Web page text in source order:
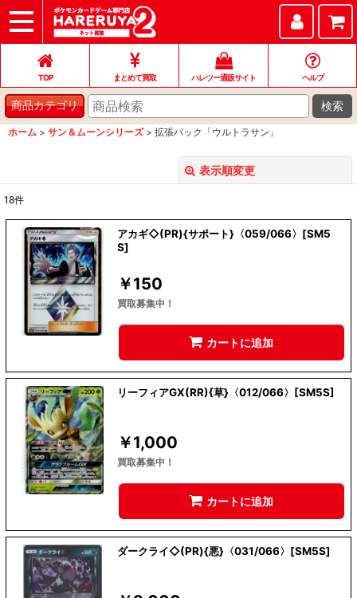
TOP
まとめて買取
ハレツー通販サイト
ヘルプ
お問い合わせ
TOP まとめて買取 ハレツー通販サイト ヘルプ
商品カテゴリ 検索
ホーム > サン＆ムーンシリーズ > 拡張パック「ウルトラサン」
表示順変更
並び順:
絞り込む
18件
アカギ◇(PR){サポート}〈059/066〉[SM5
S]
￥150
買取募集中！
カートに追加
リーフィアGX(RR){草}〈012/066〉[SM5S]
￥1,000
買取募集中！
カートに追加
ダークライ◇(PR){悪}〈031/066〉[SM5S]